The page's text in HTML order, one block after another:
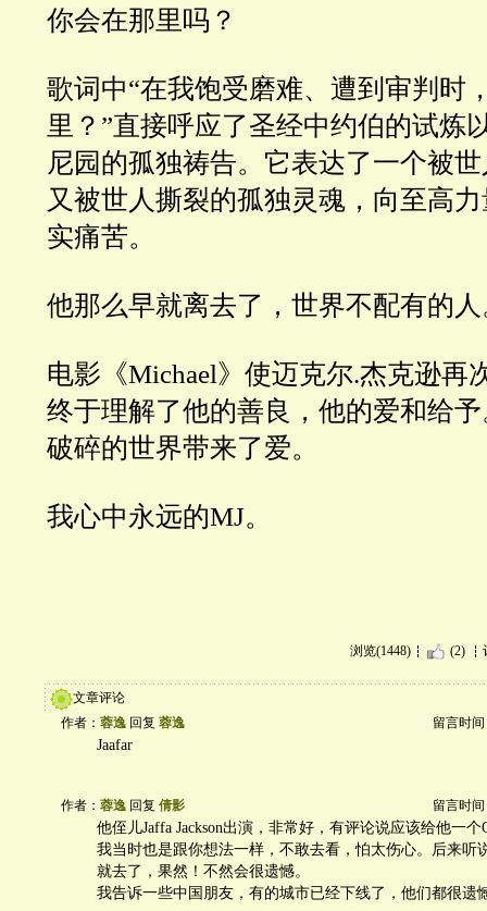
你会在那里吗？
歌词中“在我饱受磨难、遭到审判时
里？”直接呼应了圣经中约伯的试炼
尼园的孤独祷告。它表达了一个被
又被世人撕裂的孤独灵魂，向至高
实痛苦。
他那么早就离去了，世界不配有的
电影《Michael》使迈克尔.杰克逊再
终于理解了他的善良，他的爱和给
破碎的世界带来了爱。
我心中永远的MJ。
浏览(1448) (2)
文章评论
作者： 蓉逸 回复 蓉逸 留言时间
Jaafar
作者： 蓉逸 回复 倩影 留言时间
他侄儿Jaffa Jackson出演，非常好，有评论说应该给他一个
我当时也是跟你想法一样，不敢去看，怕太伤心。后来听
就去了，果然！不然会很遗憾。
我告诉一些中国朋友，有的城市已经下线了，他们都很遗